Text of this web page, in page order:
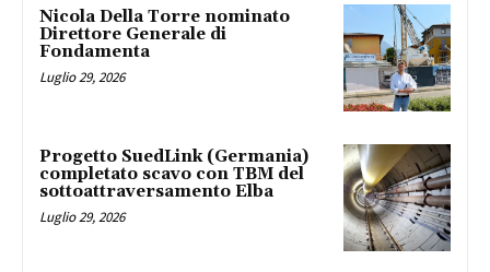
Nicola Della Torre nominato
Direttore Generale di
Fondamenta
Luglio 29, 2026
Progetto SuedLink (Germania)
completato scavo con TBM del
sottoattraversamento Elba
Luglio 29, 2026